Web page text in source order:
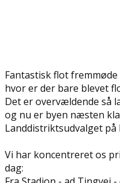
Fantastisk flot
hvor er der bare blevet
Det er overvældende så
og nu er byen næsten
Landdistriktsudvalget på
Vi har koncentreret os
dag: